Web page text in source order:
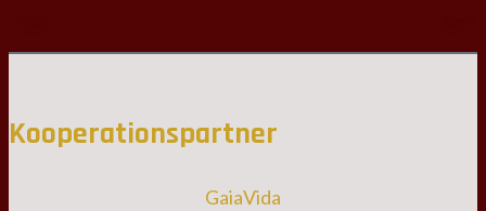
Kooperationspartner
GaiaVida